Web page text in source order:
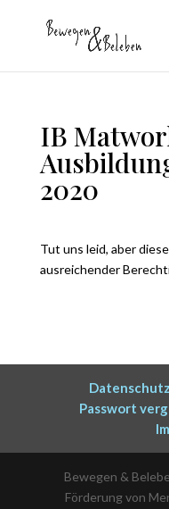
IB
2020
Tut uns leid, aber
ausreichender
Passwort
Bewegen &
Förderung von